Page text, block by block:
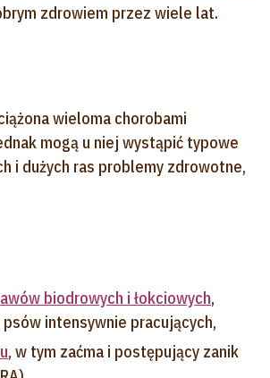
zdrowiem przez wiele lat.
wieloma chorobami
mogą u niej wystąpić typowe
i dużych ras problemy zdrowotne,
biodrowych i łokciowych,
psów intensywnie pracujących,
, w tym zaćma i postępujący zanik